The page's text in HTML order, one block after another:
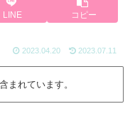
LINE コピー
2023.04.20 2023.07.11
まれています。